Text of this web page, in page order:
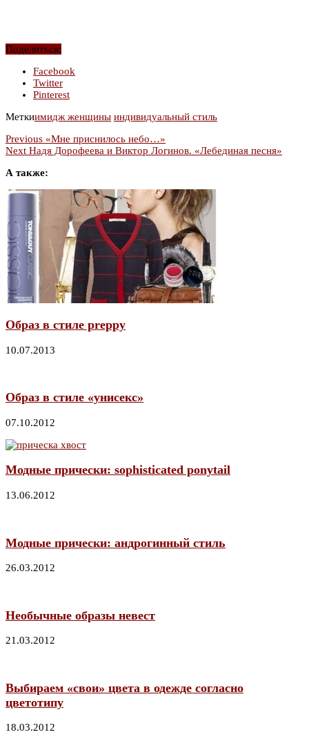
Поделиться:
Facebook
Twitter
Pinterest
Меткиимидж женщины индивидуальный стиль
Previous «Мне приснилось небо…»
Next Надя Дорофеева и Виктор Логинов. «Лебединая песня»
А также:
Образ в стиле preppy
10.07.2013
Образ в стиле «унисекс»
07.10.2012
Модные прически: sophisticated рonytail
13.06.2012
Модные прически: андрогинный стиль
26.03.2012
Необычные образы невест
21.03.2012
Выбираем «свои» цвета в одежде согласно
цветотипу
18.03.2012